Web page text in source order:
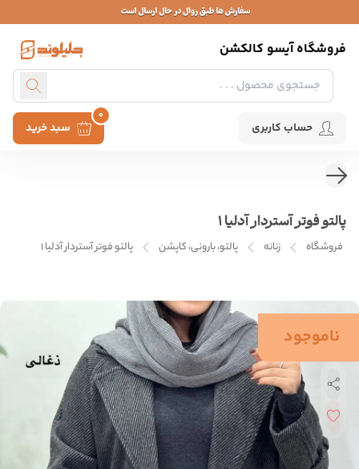
فروشگاه آیسو کالکشن
حساب کاربری سبد خرید
0
پالتو فوتر آستردار آدلیا ۱
فروشگاه زنانه پالتو، بارونی، کاپشن پالتو فوتر آستردار آدلیا ۱
ناموجود